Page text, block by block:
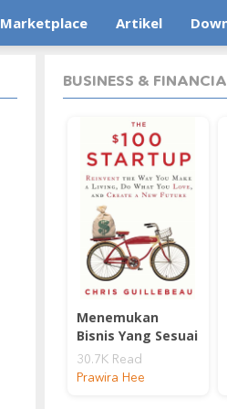
Marketplace Artikel
BUSINESS &
Menemukan
Bisnis Yang Sesuai
Dengan
Kepribadian dan
30.7K Read
Prawira Hee